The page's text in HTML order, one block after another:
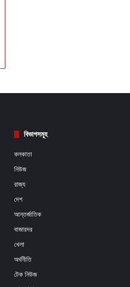
বিভাগসমূহ
কলকাতা
নিউজ
রাজ্য
দেশ
আন্তর্জাতিক
বাজারদর
খেলা
অর্থনীতি
টেক নিউজ